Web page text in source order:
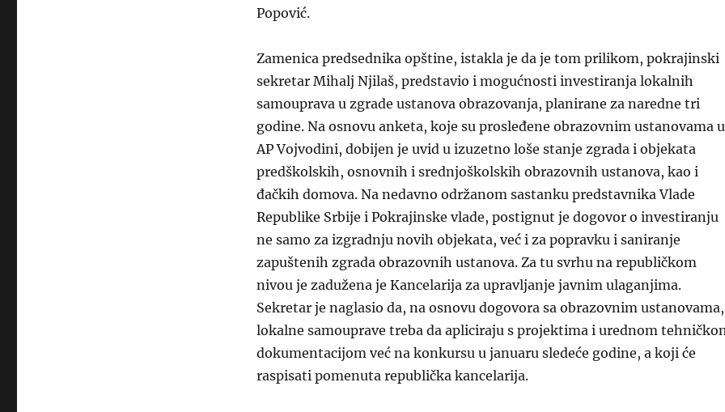
Popović.
Zamenica predsednika opštine, istakla je da je tom prilikom, pokrajinski
sekretar Mihalj Njilaš, predstavio i mogućnosti investiranja lokalnih
samouprava u zgrade ustanova obrazovanja, planirane za naredne tri
godine. Na osnovu anketa, koje su prosleđene obrazovnim ustanovama u
AP Vojvodini, dobijen je uvid u izuzetno loše stanje zgrada i objekata
predškolskih, osnovnih i srednjoškolskih obrazovnih ustanova, kao i
đačkih domova. Na nedavno održanom sastanku predstavnika Vlade
Republike Srbije i Pokrajinske vlade, postignut je dogovor o investiranju
ne samo za izgradnju novih objekata, već i za popravku i saniranje
zapuštenih zgrada obrazovnih ustanova. Za tu svrhu na republičkom
nivou je zadužena je Kancelarija za upravljanje javnim ulaganjima.
Sekretar je naglasio da, na osnovu dogovora sa obrazovnim ustanovama,
lokalne samouprave treba da apliciraju s projektima i urednom
dokumentacijom već na konkursu u januaru sledeće godine, a koji će
raspisati pomenuta republička kancelarija.